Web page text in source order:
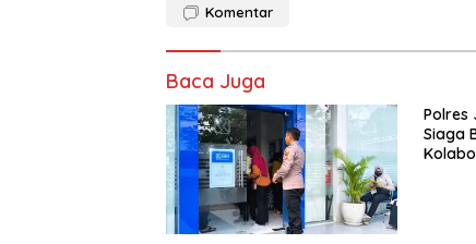
Komentar
Baca Juga
Polres
Siaga